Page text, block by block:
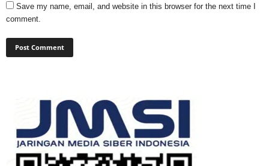
Save my name, email, and website in this browser for the next time I
comment.